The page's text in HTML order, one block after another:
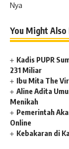
Nya
You Might Also
Kadis PUPR
231 Miliar
Ibu Mita The
Aline Adita
Menikah
Pemerintah
Online
Kebakaran di